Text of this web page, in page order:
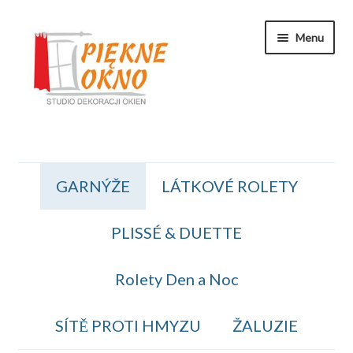
Přeskočit
navigaci
Přejít
obsahu
webu
Menu
Koszyk
OBCHODNÍ PODMÍNKY
Kontakt
GARNÝŽE LÁTKOVÉ ROLETY
PLISSÉ & DUETTE
Rolety Den a Noc
SÍTĚ PROTI HMYZU ŽALUZIE